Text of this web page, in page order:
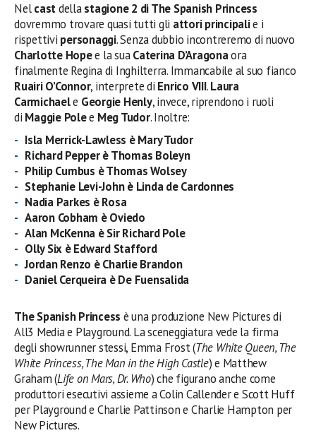
Nelcastdellastagione 2 di The Spanish Princess
dovremmo trovare quasi tutti gli attori principalie i
rispettivi personaggi. Senza dubbio incontreremo di nuovo
Charlotte Hopee la suaCaterina D’Aragonaora
finalmente Regina di Inghilterra. Immancabile al suo fianco
Ruairi O’Connor, interprete di Enrico VIII.Laura
Carmichaele Georgie Henly, invece, riprendono i ruoli
di Maggie Polee Meg Tudor. Inoltre:
Isla Merrick-Lawless è Mary Tudor
Richard Pepper è Thomas Boleyn
Philip Cumbus è Thomas Wolsey
Stephanie Levi-John è Linda de Cardonnes
Nadia Parkes è Rosa
Aaron Cobham è Oviedo
Alan McKenna è Sir Richard Pole
Olly Six è Edward Stafford
Jordan Renzo è Charlie Brandon
Daniel Cerqueira è De Fuensalida
The Spanish Princess è una produzione New Pictures di
All3 Media e Playground. La sceneggiatura vede la firma
degli showrunner stessi, Emma Frost (The White Queen, The
White Princess, The Man in the High Castle) e Matthew
Graham (Life on Mars, Dr. Who) che figurano anche come
produttori esecutivi assieme a Colin Callender e Scott Huff
per Playground e Charlie Pattinson e Charlie Hampton per
New Pictures.